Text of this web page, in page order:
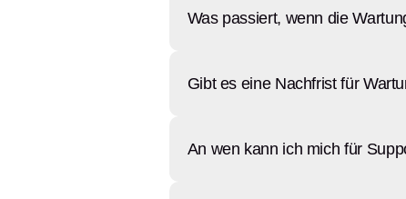
Was passiert, wenn die
Gibt es eine Nachfrist für
An wen kann ich mich für